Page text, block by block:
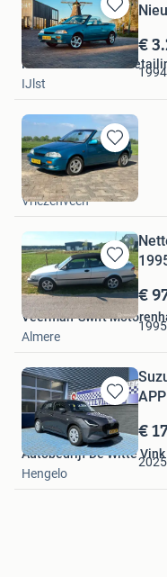
Bewaren
in
Mijn
Favorieten
€
1994
MintClean Mobile
IJlst
Bewaren
in
Mijn
Favorieten
Langemeen Auto's
Vriezenveen
Bewaren
in
Mijn
Favorieten
€
1995
Veerman-Swift
Almere
Bewaren
in
Mijn
Favorieten
€
2025
Autobedrijf De Witte Vink
Hengelo